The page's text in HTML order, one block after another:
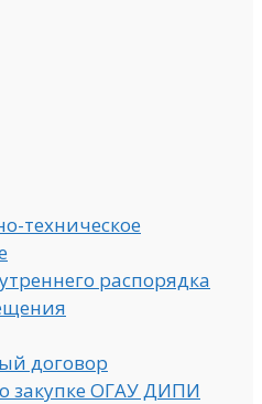
техническое
распорядка
договор
закупке ОГАУ ДИПИ